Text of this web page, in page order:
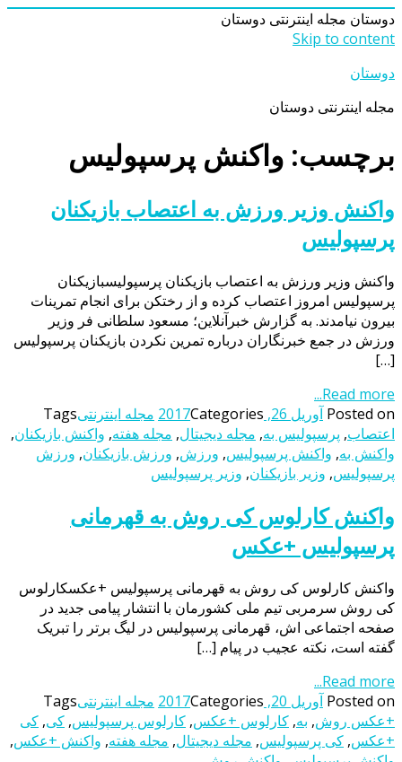
دوستان مجله اینترنتی دوستان
Skip to content
دوستان
مجله اینترنتی دوستان
برچسب: واکنش پرسپولیس
واکنش وزیر ورزش به اعتصاب بازیکنان
پرسپولیس
واکنش وزیر ورزش به اعتصاب بازیکنان پرسپولیسبازیکنان
پرسپولیس امروز اعتصاب کرده و از رختکن برای انجام تمرینات
بیرون نیامدند. به گزارش خبرآنلاین؛ مسعود سلطانی فر وزیر
ورزش در جمع خبرنگاران درباره تمرین نکردن بازیکنان پرسپولیس
[…]
Read more...
Posted on آوریل 26, 2017 Categories مجله اینترنتیTags
اعتصاب, پرسپولیس به, مجله دیجیتال, مجله هفته, واکنش بازیکنان,
واکنش به, واکنش پرسپولیس, ورزش, ورزش بازیکنان, ورزش
پرسپولیس, وزیر بازیکنان, وزیر پرسپولیس
واکنش کارلوس کی روش به قهرمانی
پرسپولیس +عکس
واکنش کارلوس کی روش به قهرمانی پرسپولیس +عکسکارلوس
کی روش سرمربی تیم ملی کشورمان با انتشار پیامی جدید در
صفحه اجتماعی اش، قهرمانی پرسپولیس در لیگ برتر را تبریک
گفته است، نکته عجیب در پیام […]
Read more...
Posted on آوریل 20, 2017 Categories مجله اینترنتیTags
+عکس روش, به, کارلوس +عکس, کارلوس پرسپولیس, کی, کی
+عکس, کی پرسپولیس, مجله دیجیتال, مجله هفته, واکنش +عکس,